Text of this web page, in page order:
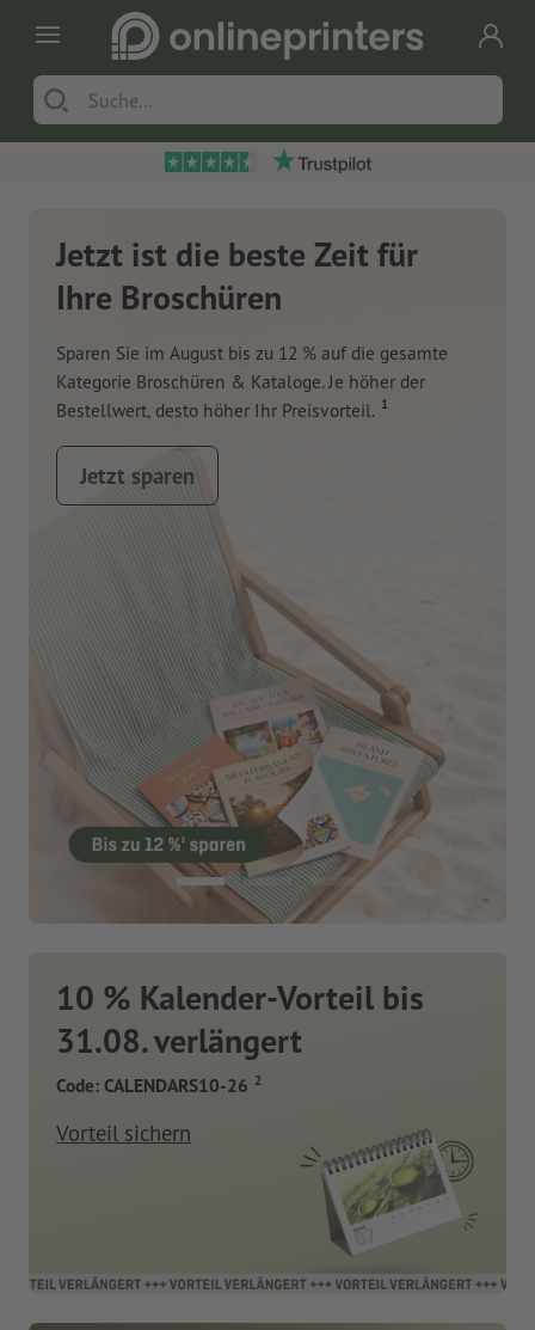
Jetzt ist die beste Zeit für
Ihre Broschüren
Sparen Sie im August bis zu 12 % auf die gesamte
Kategorie Broschüren & Kataloge. Je höher der
Bestellwert, desto höher Ihr Preisvorteil. 1
Jetzt sparen
10 % Kalender-Vorteil bis
31.08. verlängert
Code: CALENDARS10-26 2
Vorteil sichern